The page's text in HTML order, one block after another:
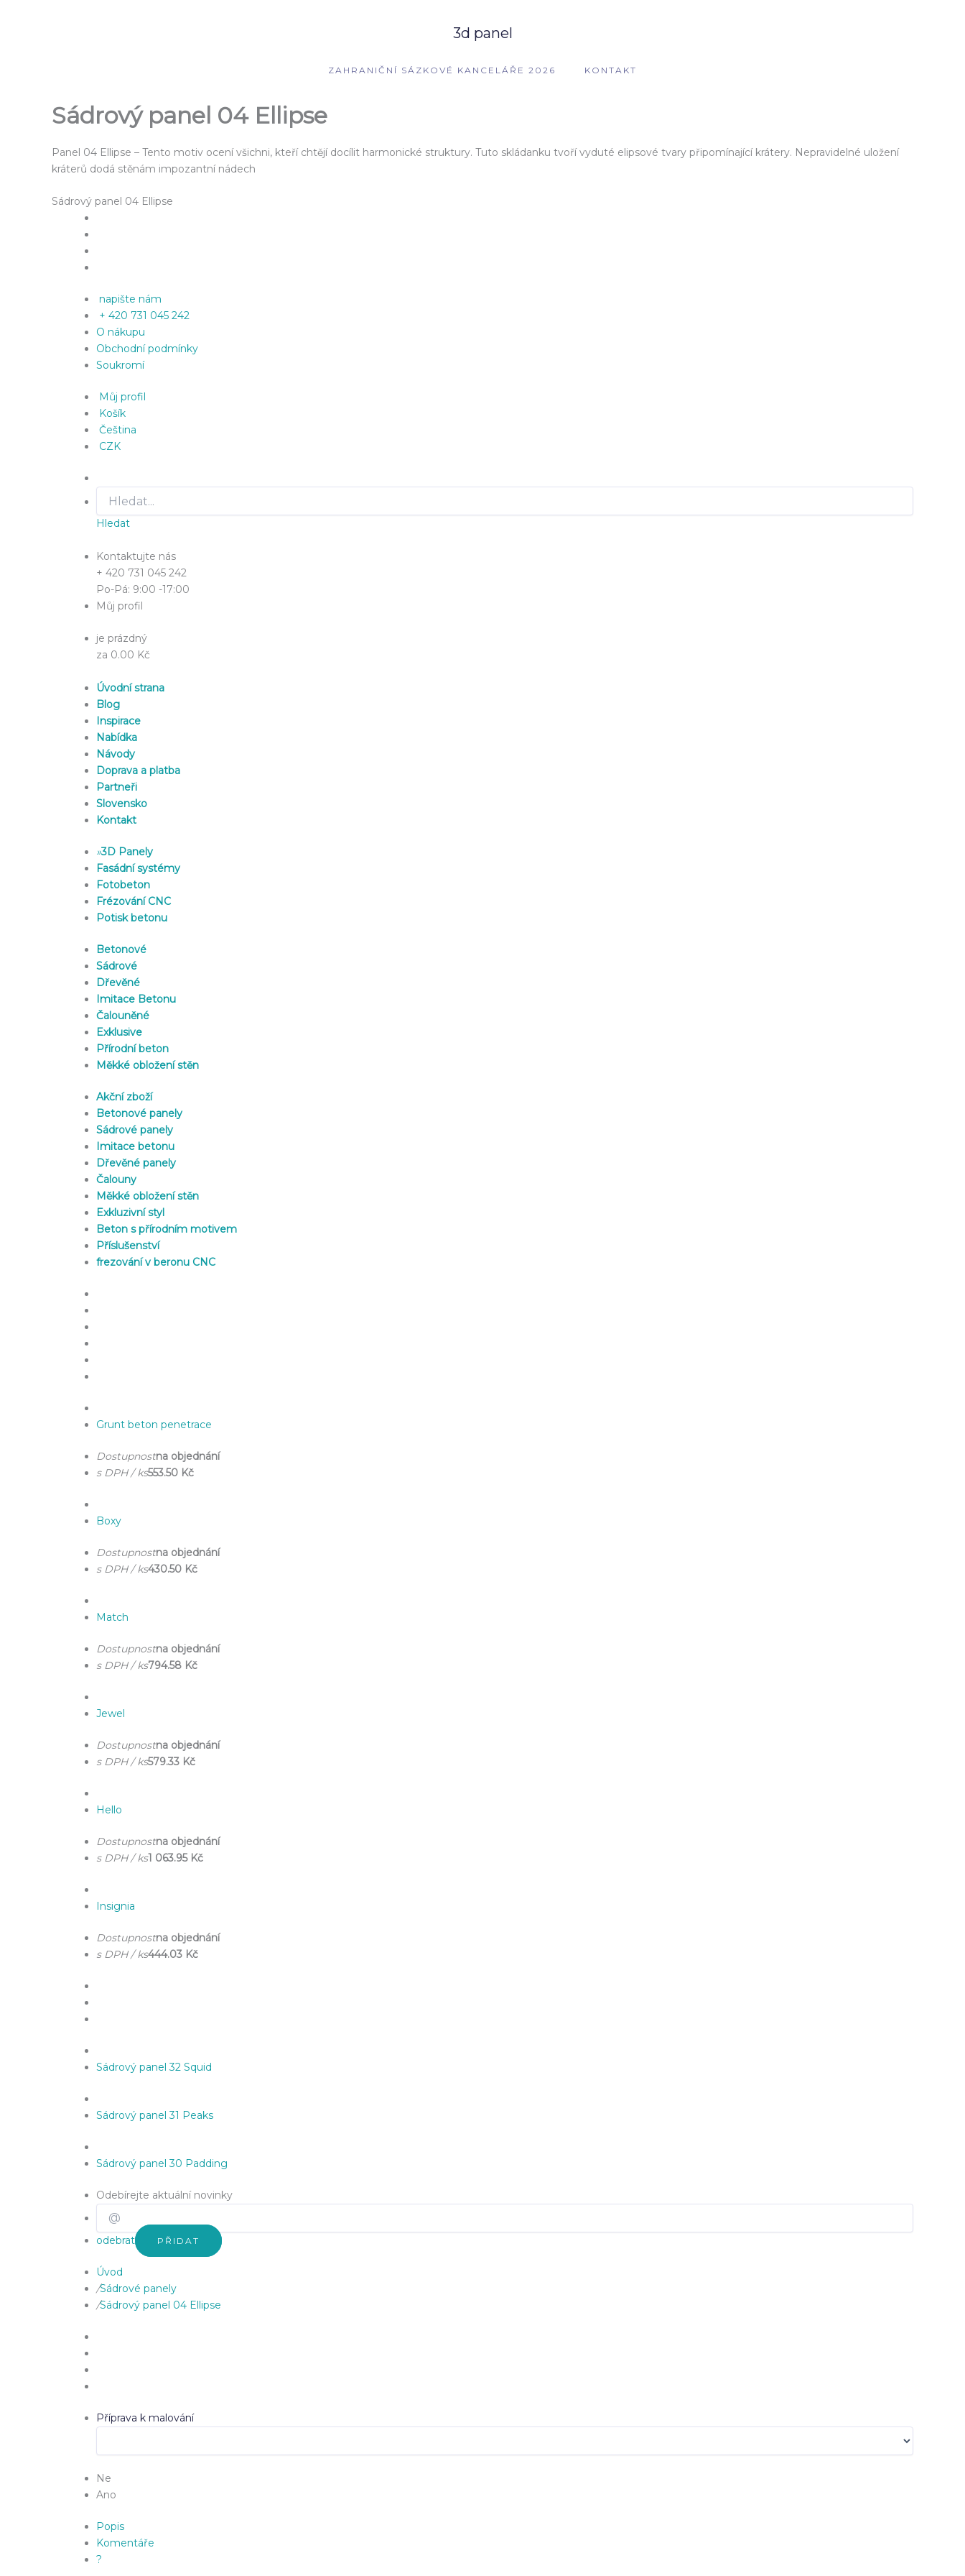
3d panel
ZAHRANIČNÍ SÁZKOVÉ KANCELÁŘE 2026 KONTAKT
Sádrový panel 04 Ellipse
Panel 04 Ellipse – Tento motiv ocení všichni, kteří chtějí docílit harmonické struktury. Tuto skládanku tvoří vyduté elipsové tvary připomínající krátery. Nepravidelné uložení
kráterů dodá stěnám impozantní nádech
Sádrový panel 04 Ellipse
napište nám
+ 420 731 045 242
O nákupu
Obchodní podmínky
Soukromí
Můj profil
Košík
Čeština
CZK
Hledat
Kontaktujte nás
+ 420 731 045 242
Po-Pá: 9:00 -17:00
Můj profil
je prázdný
za 0.00 Kč
Úvodní strana
Blog
Inspirace
Nabídka
Návody
Doprava a platba
Partneři
Slovensko
Kontakt
»3D Panely
Fasádní systémy
Fotobeton
Frézování CNC
Potisk betonu
Betonové
Sádrové
Dřevěné
Imitace Betonu
Čalouněné
Exklusive
Přírodní beton
Měkké obložení stěn
Akční zboží
Betonové panely
Sádrové panely
Imitace betonu
Dřevěné panely
Čalouny
Měkké obložení stěn
Exkluzivní styl
Beton s přírodním motivem
Příslušenství
frezování v beronu CNC
Grunt beton penetrace
Dostupnostna objednání
s DPH / ks553.50 Kč
Boxy
Dostupnostna objednání
s DPH / ks430.50 Kč
Match
Dostupnostna objednání
s DPH / ks794.58 Kč
Jewel
Dostupnostna objednání
s DPH / ks579.33 Kč
Hello
Dostupnostna objednání
s DPH / ks1 063.95 Kč
Insignia
Dostupnostna objednání
s DPH / ks444.03 Kč
Sádrový panel 32 Squid
Sádrový panel 31 Peaks
Sádrový panel 30 Padding
Odebírejte aktuální novinky
odebrat PŘIDAT
Úvod
/Sádrové panely
/Sádrový panel 04 Ellipse
Příprava k malování
Ne
Ano
Popis
Komentáře
?